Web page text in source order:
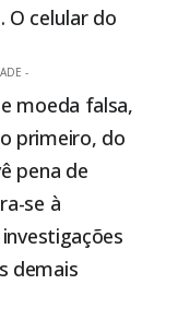
O celular do
-
moeda falsa,
primeiro, do
pena de
se à
demais